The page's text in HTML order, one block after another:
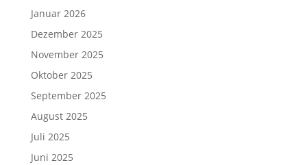
Januar 2026
Dezember 2025
November 2025
Oktober 2025
September 2025
August 2025
Juli 2025
Juni 2025